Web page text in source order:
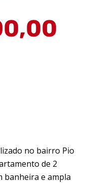
no bairro Pio
de 2
banheira e ampla